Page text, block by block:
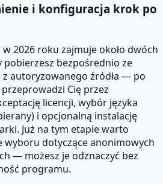
i konfiguracja krok po
w 2026 roku zajmuje około dwóch
pobierzesz bezpośrednio ze
autoryzowanego źródła — po
Cię przez
licencji, wybór języka
i opcjonalną instalację
Już na tym etapie warto
wyboru dotyczące anonimowych
— możesz je odznaczyć bez
programu.